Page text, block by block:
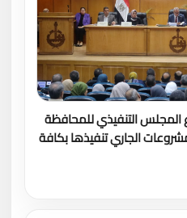
المجلس التنفيذي للمحافظة
الجاري تنفيذها بكافة